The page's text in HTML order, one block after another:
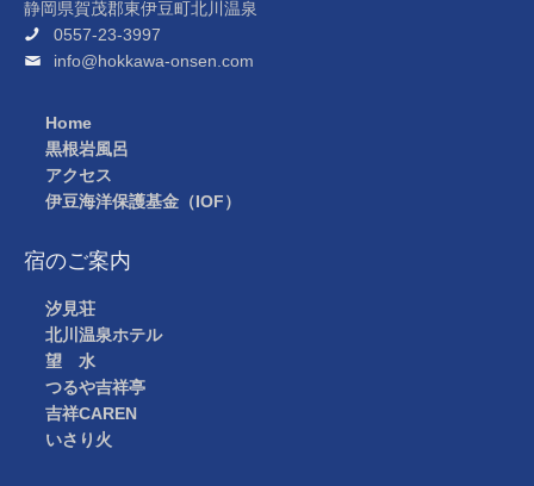
静岡県賀茂郡東伊豆町北川温泉
0557-23-3997
info@hokkawa-onsen.com
Home
黒根岩風呂
アクセス
伊豆海洋保護基金（IOF）
宿のご案内
汐見荘
北川温泉ホテル
望 水
つるや吉祥亭
吉祥CAREN
いさり火